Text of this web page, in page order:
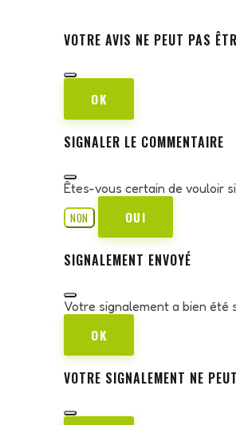
VOTRE AVIS NE PEUT PAS
OK
SIGNALER LE COMMENTAIRE
Êtes-vous certain de vouloir
NON
OUI
SIGNALEMENT ENVOYÉ
Votre signalement a bien été
OK
VOTRE SIGNALEMENT NE